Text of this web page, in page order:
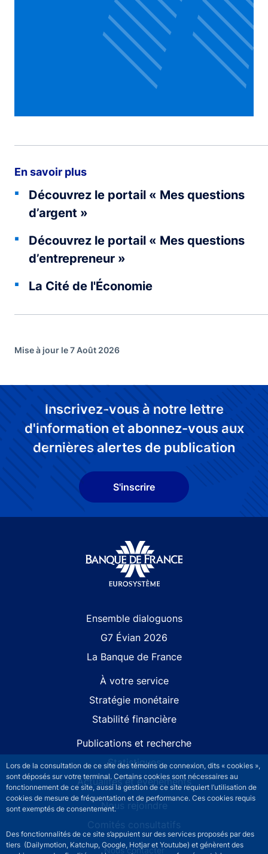
Lors de la consultation de ce site des témoins de connexion, dits « cookies »,
sont déposés sur votre terminal. Certains cookies sont nécessaires au
fonctionnement de ce site, aussi la gestion de ce site requiert l’utilisation de
cookies de mesure de fréquentation et de performance. Ces cookies requis
sont exemptés de consentement.
Des fonctionnalités de ce site s’appuient sur des services proposés par des
tiers (Dailymotion, Katchup, Google, Hotjar et Youtube) et génèrent des
En savoir plus
Découvrez le portail « Mes questions
d’argent »
Découvrez le portail « Mes questions
d’entrepreneur »
La Cité de l'Économie
Mise à jour le 7 Août 2026
Inscrivez-vous à notre lettre
d'information et abonnez-vous aux
dernières alertes de publication
S'inscrire
Ensemble dialoguons
G7 Évian 2026
La Banque de France
À votre service
Stratégie monétaire
Stabilité financière
Publications et recherche
Statistiques
Actualités et événements
Nous rejoindre
Comités consultatifs
Footer secondary menuNous contacter